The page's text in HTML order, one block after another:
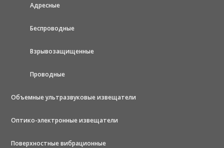
Адресные
Беспроводные
Взрывозащищенные
Проводные
Объемные ультразвуковые извещатели
Оптико-электронные извещатели
Поверхностные вибрационные